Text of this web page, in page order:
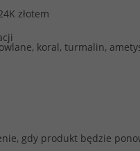
złotem
koral, turmalin,
gdy produkt będzie